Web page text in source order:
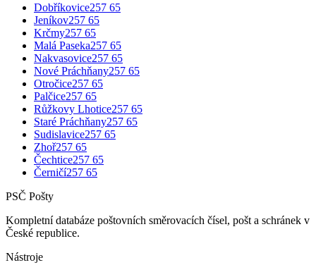
Dobříkovice257 65
Jeníkov257 65
Krčmy257 65
Malá Paseka257 65
Nakvasovice257 65
Nové Práchňany257 65
Otročice257 65
Palčice257 65
Růžkovy Lhotice257 65
Staré Práchňany257 65
Sudislavice257 65
Zhoř257 65
Čechtice257 65
Černičí257 65
PSČ Pošty
Kompletní databáze poštovních směrovacích čísel, pošt a schránek v
České republice.
Nástroje